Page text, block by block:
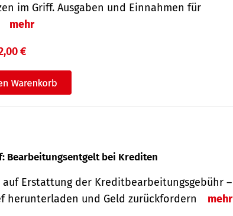
im Griff. Aus­gaben und Ein­nahmen für
mehr
€
Bearbeitungsentgelt bei Krediten
auf Erstattung der Kreditbearbeitungsgebühr –
herunterladen und Geld zurückfordern
mehr